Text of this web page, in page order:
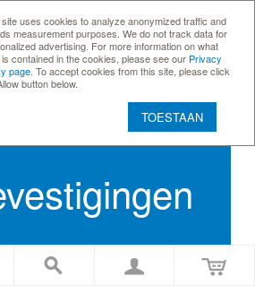
uses cookies to analyze anonymized traffic and
measurement purposes. We do not track data for
advertising. For more information on what
contained in the cookies, please see our Privacy
page . To accept cookies from this site, please click
button below.
TOESTAAN